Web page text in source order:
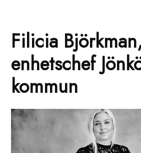
Filicia
enhetschef
kommun